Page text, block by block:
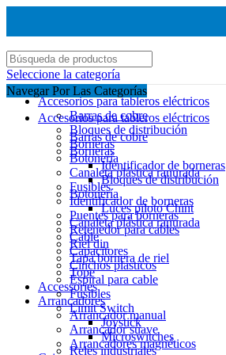
Seleccione la categoría
Accesorios para tableros eléctricos
Barras de cobre
Bloques de distribución
Borneras
Botonería
Canaleta plástica ranurada
Fusibles
Identificador de borneras
Puentes para borneras
Retenedor para cables
Riel din
Tapa bornera de riel
Tope
Accessories
Arrancadores
Arrancador manual
Arrancador suave
Arrancadores magnéticos
Navegar Por Las Categorías
Accesorios para tableros eléctricos
Barras de cobre
Borneras
Identificador de borneras
Bloques de distribución
Botonería
Luces piloto Chint
Canaleta plástica ranurada
Cable
Capacitores
Cinchos plasticos
Espiral para cable
Fusibles
Limit Switch
Joystick
Microswitches
Reles industriales